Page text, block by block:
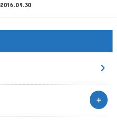
2016.09.30